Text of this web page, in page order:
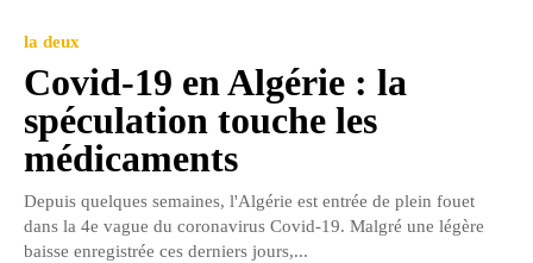
la deux
Covid-19 en Algérie : la
spéculation touche les
médicaments
Depuis quelques semaines, l'Algérie est entrée de plein fouet
dans la 4e vague du coronavirus Covid-19. Malgré une légère
baisse enregistrée ces derniers jours,...